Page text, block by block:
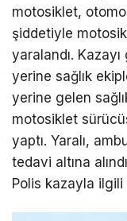
motosiklet,
şiddetiyle
yaralandı.
yerine sağlık
yerine gelen
motosiklet
yaptı. Yaralı,
tedavi altına
Polis kazayla